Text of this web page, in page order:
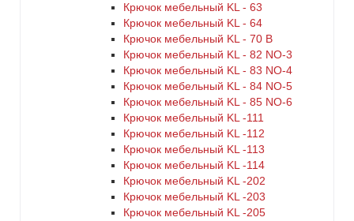
Крючок мебельный KL - 63
Крючок мебельный KL - 64
Крючок мебельный KL - 70 B
Крючок мебельный KL - 82 NO-3
Крючок мебельный KL - 83 NO-4
Крючок мебельный KL - 84 NO-5
Крючок мебельный KL - 85 NO-6
Крючок мебельный KL -111
Крючок мебельный KL -112
Крючок мебельный KL -113
Крючок мебельный KL -114
Крючок мебельный KL -202
Крючок мебельный KL -203
Крючок мебельный KL -205